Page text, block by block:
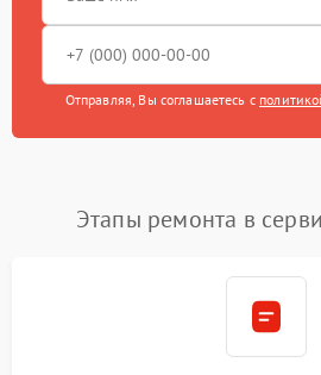
Отправляя, Вы соглашаетесь с
Этапы ремонта в